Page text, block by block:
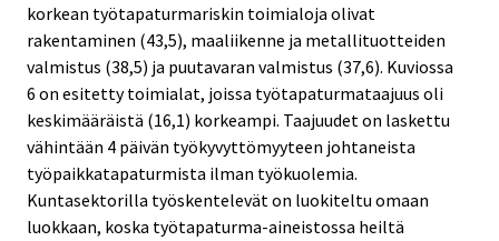
korkean työtapaturmariskin toimialoja olivat
rakentaminen (43,5), maaliikenne ja metallituotteiden
valmistus (38,5) ja puutavaran valmistus (37,6). Kuviossa
6 on esitetty toimialat, joissa työtapaturmataajuus oli
keskimääräistä (16,1) korkeampi. Taajuudet on laskettu
vähintään 4 päivän työkyvyttömyyteen johtaneista
työpaikkatapaturmista ilman työkuolemia.
Kuntasektorilla työskentelevät on luokiteltu omaan
luokkaan, koska työtapaturma-aineistossa heiltä